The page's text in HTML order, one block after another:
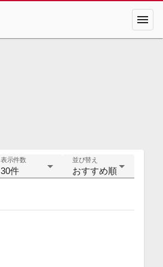
menu
表示件数
30件
並び替え
おすすめ順